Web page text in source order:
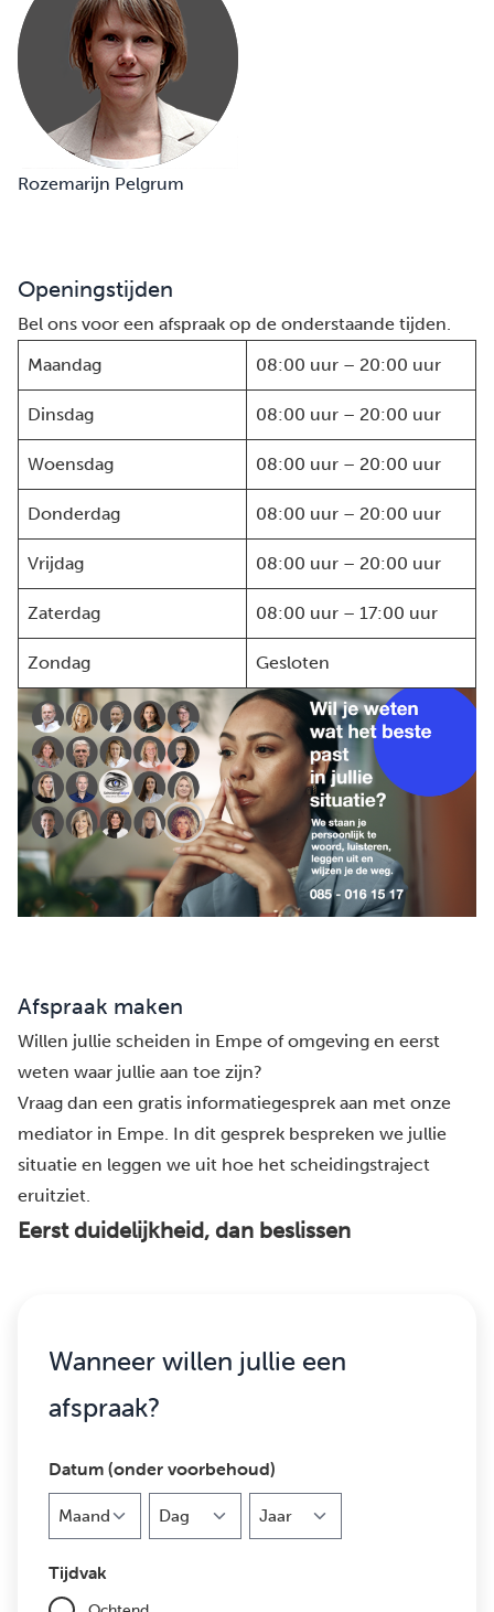
Rozemarijn Pelgrum
Openingstijden
Bel ons voor een afspraak op de onderstaande tijden.
Maandag
08:00 uur – 20:00 uur
Dinsdag 08:00 uur – 20:00 uur
Woensdag 08:00 uur – 20:00 uur
Donderdag 08:00 uur – 20:00 uur
Vrijdag 08:00 uur – 20:00 uur
Zaterdag 08:00 uur – 17:00 uur
Zondag Gesloten
Afspraak maken
Willen jullie scheiden in Empe of omgeving en eerst
weten waar jullie aan toe zijn?
Vraag dan een gratis informatiegesprek aan met onze
mediator in Empe. In dit gesprek bespreken we jullie
situatie en leggen we uit hoe het scheidingstraject
eruitziet.
Eerst duidelijkheid, dan beslissen
Wanneer willen jullie een
afspraak?
Datum (onder voorbehoud)
Tijdvak